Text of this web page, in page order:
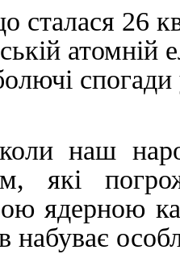
сталася 26
атомній
спогади
наш
які
ядерною
набуває